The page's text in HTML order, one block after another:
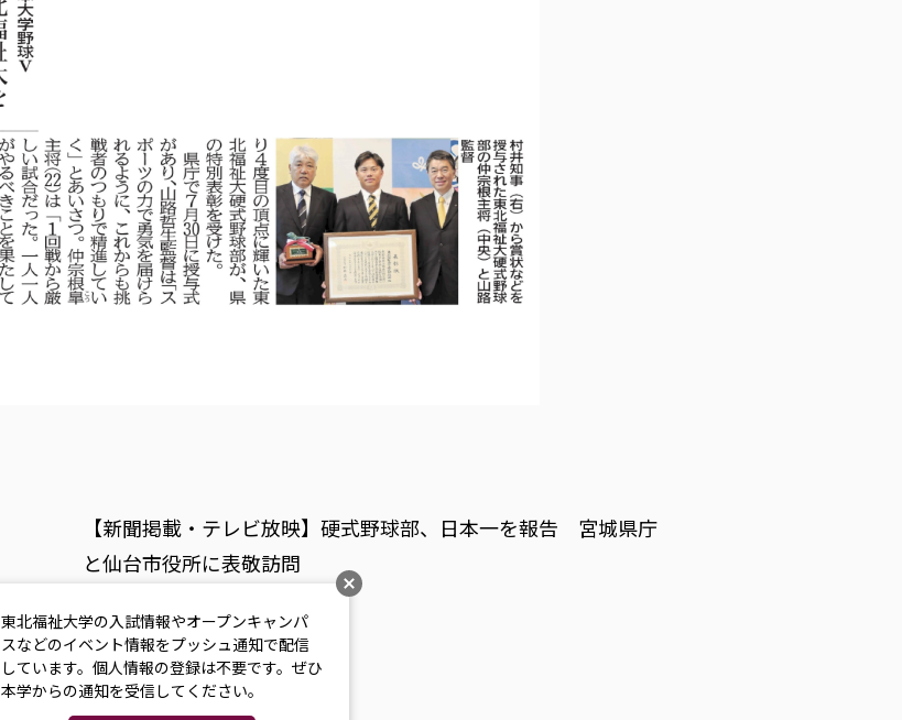
【新聞掲載・テレビ放映】硬式野球部、日本一を報告 宮城県庁
と仙台市役所に表敬訪問
東北福祉大学の入試情報やオープンキャンパ
スなどのイベント情報をプッシュ通知で配信
しています。個人情報の登録は不要です。ぜひ
本学からの通知を受信してください。